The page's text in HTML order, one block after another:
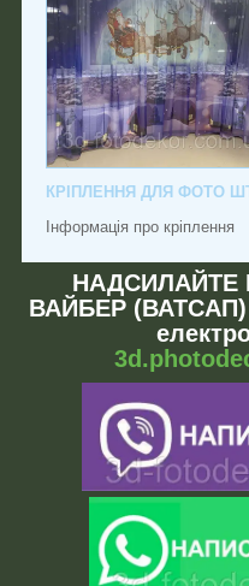
КРІПЛЕННЯ ДЛЯ ФОТО
Інформація про кріплення
НАДСИЛАЙТЕ
ВАЙБЕР (ВАТСАП)